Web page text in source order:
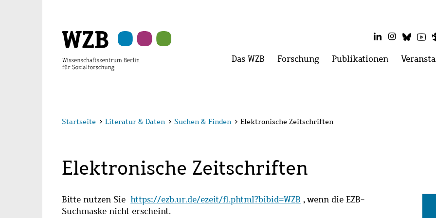
LinkedInInstagram
Hauptmenü
Das WZB Menü
Forschung Menü
Publikationen Menü
Startseite > Literatur & Daten > Suchen & Finden > Elektronische Zeitschriften
Elektronische Zeitschriften
Bitte nutzen Sie https://ezb.ur.de/ezeit/fl.phtml?bibid=WZB , wenn die EZB-
Suchmaske nicht erscheint.